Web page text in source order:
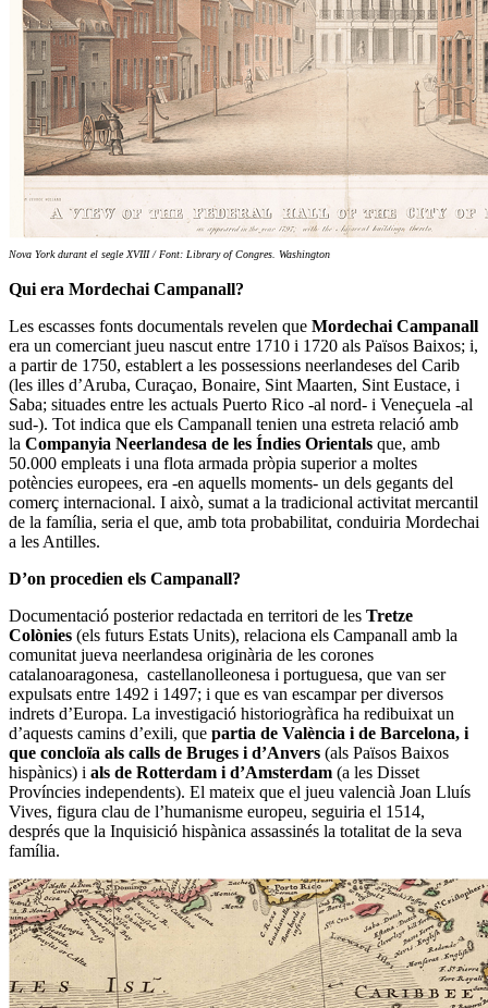
Nova York durant el segle XVIII / Font: Library of Congres. Washington
Qui era Mordechai Campanall?
Les escasses fonts documentals revelen que Mordechai Campanall
era un comerciant jueu nascut entre 1710 i 1720 als Països Baixos; i,
a partir de 1750, establert a les possessions neerlandeses del Carib
(les illes d’Aruba, Curaçao, Bonaire, Sint Maarten, Sint Eustace, i
Saba; situades entre les actuals Puerto Rico -al nord- i Veneçuela -al
sud-). Tot indica que els Campanall tenien una estreta relació amb
la Companyia Neerlandesa de les Índies Orientals que, amb
50.000 empleats i una flota armada pròpia superior a moltes
potències europees, era -en aquells moments- un dels gegants del
comerç internacional. I això, sumat a la tradicional activitat mercantil
de la família, seria el que, amb tota probabilitat, conduiria Mordechai
a les Antilles.
D’on procedien els Campanall?
Documentació posterior redactada en territori de les Tretze
Colònies (els futurs Estats Units), relaciona els Campanall amb la
comunitat jueva neerlandesa originària de les corones
catalanoaragonesa, castellanolleonesa i portuguesa, que van ser
expulsats entre 1492 i 1497; i que es van escampar per diversos
indrets d’Europa. La investigació historiogràfica ha redibuixat un
d’aquests camins d’exili, que partia de València i de Barcelona, i
que concloïa als calls de Bruges i d’Anvers (als Països Baixos
hispànics) i als de Rotterdam i d’Amsterdam (a les Disset
Províncies independents). El mateix que el jueu valencià Joan Lluís
Vives, figura clau de l’humanisme europeu, seguiria el 1514,
després que la Inquisició hispànica assassinés la totalitat de la seva
família.